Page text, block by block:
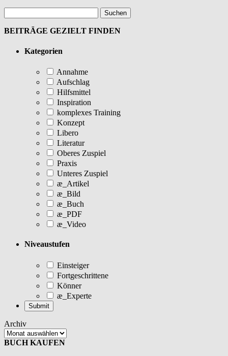
BEITRÄGE GEZIELT FINDEN
Kategorien
Annahme
Aufschlag
Hilfsmittel
Inspiration
komplexes Training
Konzept
Libero
Literatur
Oberes Zuspiel
Praxis
Unteres Zuspiel
æ_Artikel
æ_Bild
æ_Buch
æ_PDF
æ_Video
Niveaustufen
Einsteiger
Fortgeschrittene
Könner
æ_Experte
Archiv
BUCH KAUFEN